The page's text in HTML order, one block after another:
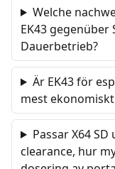
Welche
EK43
Dauerbetrieb?
Är EK43 för
mest
Passar X64
clearance, hur